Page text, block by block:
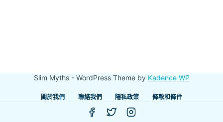
Slim Myths - WordPress Theme by Kadence WP
關於我們 聯絡我們 隱私政策 條款和條件